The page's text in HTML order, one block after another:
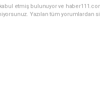
etmiş bulunuyor ve
Yazılan tüm